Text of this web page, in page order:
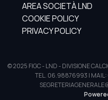
AREA SOCIETÀ LND
COOKIE POLICY
PRIVACY POLICY
© 2025 FIGC - LND - DIVISIONE
TEL. 06.98876993 | MAIL: